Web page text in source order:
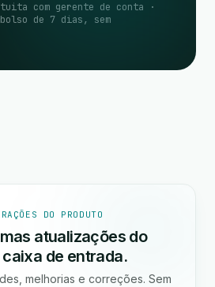
com gerente de conta ·
de 7 dias, sem
DO PRODUTO
atualizações do
de entrada.
melhorias e correções. Sem